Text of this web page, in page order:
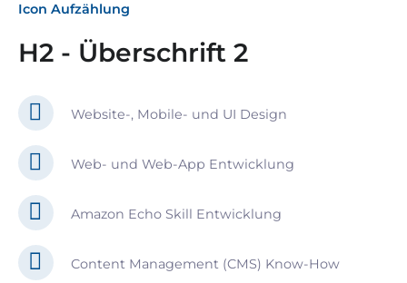
Icon Aufzählung
H2 - Überschrift 2
Website-, Mobile- und UI Design
Web- und Web-App Entwicklung
Amazon Echo Skill Entwicklung
Content Management (CMS) Know-How